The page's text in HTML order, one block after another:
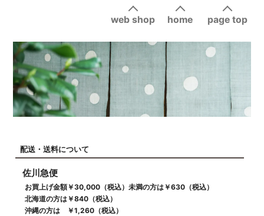
page top
home
web shop
配送・送料について
佐川急便
お買上げ金額￥30,000（税込）未満の方は￥630（税込）
北海道の方は￥840（税込）
沖縄の方は ￥1,260（税込）